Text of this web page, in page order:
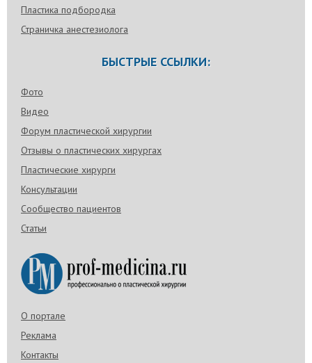
Пластика подбородка
Страничка анестезиолога
БЫСТРЫЕ ССЫЛКИ:
Фото
Видео
Форум пластической хирургии
Отзывы о пластических хирургах
Пластические хирурги
Консультации
Сообщество пациентов
Статьи
О портале
Реклама
Контакты